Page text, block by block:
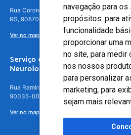
navegação para
propósitos: para
funcionalidade
proporcionar uma
no site, para medir
nos nossos
para personalizar
marketing, para
sejam mais
Rua Coronel Aparício Borges, 250 - 3º
RS, 90870-016
Ver no mapa
Serviço de
Neurologia
Rua Ramiro Barcelos, 630 – 5º andar –
90035-001
Ver no mapa